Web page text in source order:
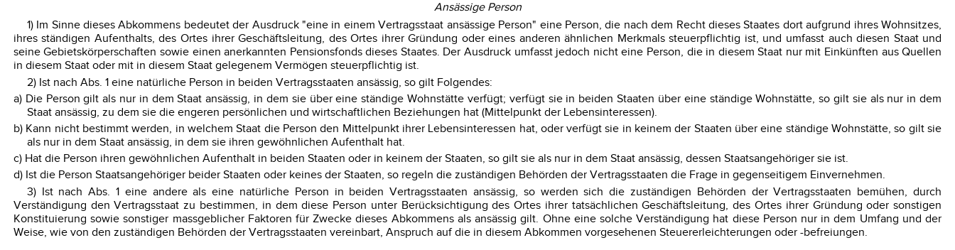
Ansässige Person
1) Im Sinne dieses Abkommens bedeutet der Ausdruck "eine in einem Vertragsstaat ansässige Person" eine Person, die nach dem Recht dieses Staates dort aufgrund ihres Wohnsitzes,
ihres ständigen Aufenthalts, des Ortes ihrer Geschäftsleitung, des Ortes ihrer Gründung oder eines anderen ähnlichen Merkmals steuerpflichtig ist, und umfasst auch diesen Staat und
seine Gebietskörperschaften sowie einen anerkannten Pensionsfonds dieses Staates. Der Ausdruck umfasst jedoch nicht eine Person, die in diesem Staat nur mit Einkünften aus Quellen
in diesem Staat oder mit in diesem Staat gelegenem Vermögen steuerpflichtig ist.
2) Ist nach Abs. 1 eine natürliche Person in beiden Vertragsstaaten ansässig, so gilt Folgendes:
a) Die Person gilt als nur in dem Staat ansässig, in dem sie über eine ständige Wohnstätte verfügt; verfügt sie in beiden Staaten über eine ständige Wohnstätte, so gilt sie als nur in dem
Staat ansässig, zu dem sie die engeren persönlichen und wirtschaftlichen Beziehungen hat (Mittelpunkt der Lebensinteressen).
b) Kann nicht bestimmt werden, in welchem Staat die Person den Mittelpunkt ihrer Lebensinteressen hat, oder verfügt sie in keinem der Staaten über eine ständige Wohnstätte, so gilt sie
als nur in dem Staat ansässig, in dem sie ihren gewöhnlichen Aufenthalt hat.
c) Hat die Person ihren gewöhnlichen Aufenthalt in beiden Staaten oder in keinem der Staaten, so gilt sie als nur in dem Staat ansässig, dessen Staatsangehöriger sie ist.
d) Ist die Person Staatsangehöriger beider Staaten oder keines der Staaten, so regeln die zuständigen Behörden der Vertragsstaaten die Frage in gegenseitigem Einvernehmen.
3) Ist nach Abs. 1 eine andere als eine natürliche Person in beiden Vertragsstaaten ansässig, so werden sich die zuständigen Behörden der Vertragsstaaten bemühen, durch
Verständigung den Vertragsstaat zu bestimmen, in dem diese Person unter Berücksichtigung des Ortes ihrer tatsächlichen Geschäftsleitung, des Ortes ihrer Gründung oder sonstigen
Konstituierung sowie sonstiger massgeblicher Faktoren für Zwecke dieses Abkommens als ansässig gilt. Ohne eine solche Verständigung hat diese Person nur in dem Umfang und der
Weise, wie von den zuständigen Behörden der Vertragsstaaten vereinbart, Anspruch auf die in diesem Abkommen vorgesehenen Steuererleichterungen oder -befreiungen.